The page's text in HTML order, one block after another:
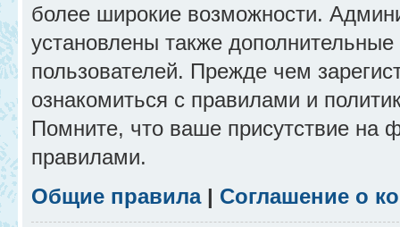
более широкие возможности.
установлены также
пользователей. Прежде чем
ознакомиться с правилами и
Помните, что ваше присутствие на
правилами.
Общие правила| Соглашение о